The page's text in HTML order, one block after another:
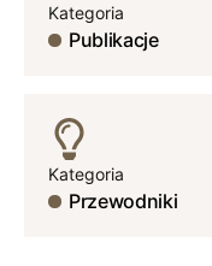
Kategoria
Publikacje
Kategoria
Przewodniki